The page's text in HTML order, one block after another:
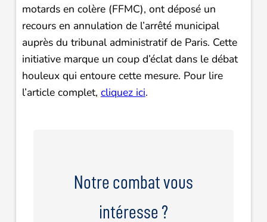
motards en colère (FFMC), ont déposé un
recours en annulation de l’arrêté municipal
auprès du tribunal administratif de Paris. Cette
initiative marque un coup d’éclat dans le débat
houleux qui entoure cette mesure. Pour lire
l’article complet, cliquez ici.
Notre combat vous
intéresse ?